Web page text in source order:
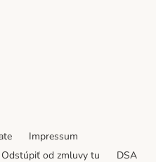
Impressum
Odstúpiť od zmluvy tu DSA